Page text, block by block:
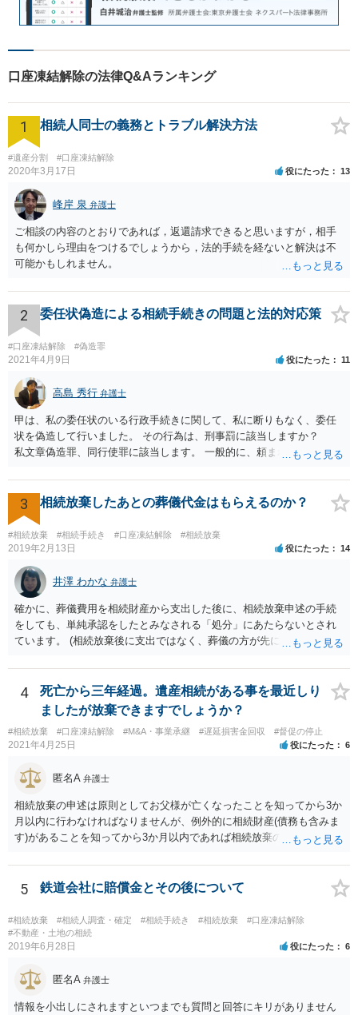
口座凍結解除の法律Q&Aランキング
1 相続人同士の義務とトラブル解決方法
#遺産分割 #口座凍結解除
2020年3月17日 役にたった 13
峰岸 泉 弁護士
ご相談の内容のとおりであれば，返還請求できると思いますが，相手
も何かしら理由をつけるでしょうから，法的手続を経ないと解決は不
可能かもしれません。
2 委任状偽造による相続手続きの問題と法的対応策
#口座凍結解除 #偽造罪
2021年4月9日 役にたった 11
高島 秀行 弁護士
甲は、私の委任状のいる行政手続きに関して、私に断りもなく、委任
状を偽造して行いました。 その行為は、刑事罰に該当しますか？
私文章偽造罪、同行使罪に該当します。 一般的に、頼まれた（委任さ
か？ 委任状を偽造して使用することはまでは依頼の範囲ではない
ので できないと思います。
3 相続放棄したあとの葬儀代金はもらえるのか？
#相続放棄 #相続手続き #口座凍結解除 #相続放棄
2019年2月13日 役にたった 14
井澤 わかな 弁護士
確かに、葬儀費用を相続財産から支出した後に、相続放棄申述の手続
をしても、単純承認をしたとみなされる「処分」にあたらないとされ
ています。 (相続放棄後に支出ではなく、葬儀の方が先に来るのが通常
述の手続ということだと思いますが) ただ、葬儀費用ならいくらでもよ
いということではなく、身分相応の、社会的儀式として当然認められ
る程度の金額に留まると考えた方がよいです。 もし、相続人の皆さん
に葬儀費用を支出する経済力がなく、質素な葬儀を行った費用であれ
ば相続財産から支出しても単純承認と認められない可能性が高いの
で、相続放棄申述が受理される可能性も高いと思います。
4
死亡から三年経過。遺産相続がある事を最近しり
ましたが放棄できますでしょうか？
#相続放棄 #口座凍結解除 #M&A・事業承継 #遅延損害金回収 #督促の停止
2021年4月25日 役にたった 6
匿名A 弁護士
相続放棄の申述は原則としてお父様が亡くなったことを知ってから3か
月以内に行わなければなりませんが、例外的に相続財産(債務も含みま
す)があることを知ってから3か月以内であれば相続放棄の申述が認め
したら、早急に家裁に行って相続放棄の申述をしたい旨告げて必要な
書類を提出されることをおすすめいたします。 なお、お父様の債務が
他にもあるかもしれないというリスクを考えますと、相続放棄の申述
にあたっては、法テラスの無料相談等を利用して弁護士に相談するこ
とも十分考えられるかと存じます。また、ご記載いただいた事実関係
を拝見するかぎり、再婚相手のかたは既に相続放棄をされている可能
5 鉄道会社に賠償金とその後について
#相続放棄 #相続人調査・確定 #相続手続き #相続放棄
#口座凍結解除
#不動産・土地の相続
2019年6月28日 役にたった 6
匿名A 弁護士
情報を小出しにされますといつまでも質問と回答にキリがありません